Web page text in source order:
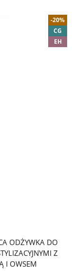
-20%
CG
EH
ODŻYWKA DO
Z
I OWSEM